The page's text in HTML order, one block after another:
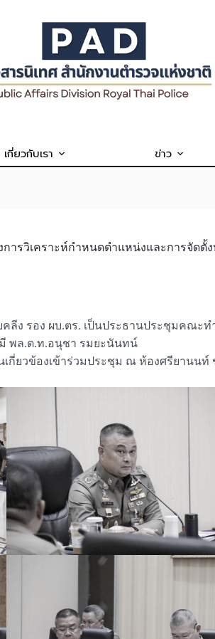
เกี่ยวกับเรา ข่าว
รวิเคราะห์กำหนดตำแหน่งและการจัดตั้ง
คลีง รอง ผบ.ตร. เป็นประธานประชุมคณ
มี พล.ต.ท.อนุชา รมยะนันทน์
กี่ยวข้องเข้าร่วมประชุม ณ ห้องศรียานนท์